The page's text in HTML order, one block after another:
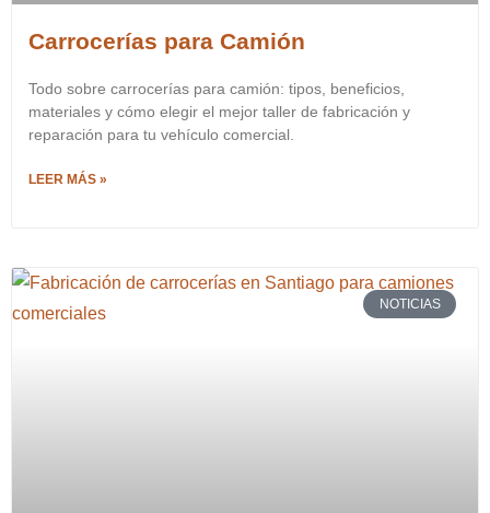
Carrocerías para Camión
Todo sobre carrocerías para camión: tipos, beneficios,
materiales y cómo elegir el mejor taller de fabricación y
reparación para tu vehículo comercial.
LEER MÁS »
NOTICIAS